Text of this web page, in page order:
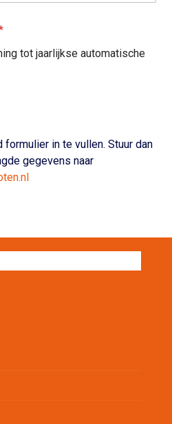
tot jaarlijkse automatische
in te vullen. Stuur dan
gegevens naar